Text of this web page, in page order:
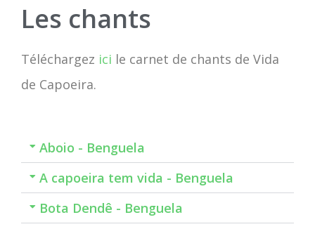
Les chants
Téléchargez ici le carnet de chants de Vida
de Capoeira.
Aboio - Benguela
A capoeira tem vida - Benguela
Bota Dendê - Benguela